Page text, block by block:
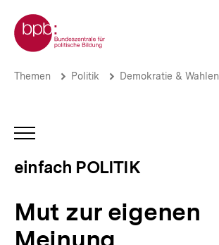
zum
Seiteninhalt
springen
Zur Startseite der bpb
Mut
einfach
POLITIK
Brotkrümelnavigation
Pfadnavigation
Themen Politik Demokratie & Wahlen
INHALTSNAVIGATION
einfach POLITIK
Mut zur eigenen